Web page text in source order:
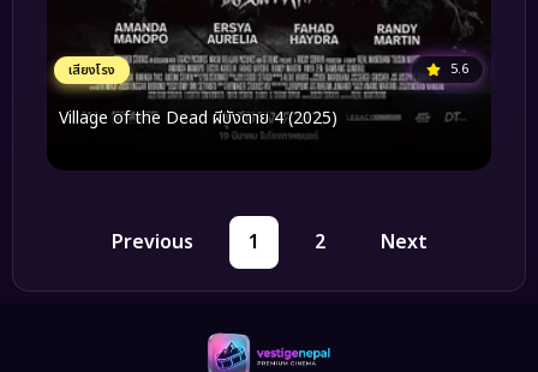
เสียงโรง 5.6
Village of the Dead ผีบังตาย 4 (2025)
Previous 1 2 Next